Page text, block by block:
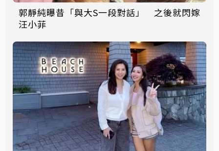
郭靜純曝昔「與大S一段對話」 之後就閃嫁
汪小菲